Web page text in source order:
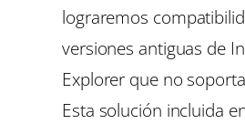
lograremos
versiones antiguas de
Explorer que no
Esta solución incluida